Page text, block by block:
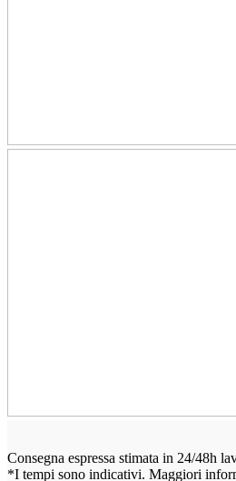
Consegna espressa stimata in 24/48h
*I tempi sono indicativi. Maggiori